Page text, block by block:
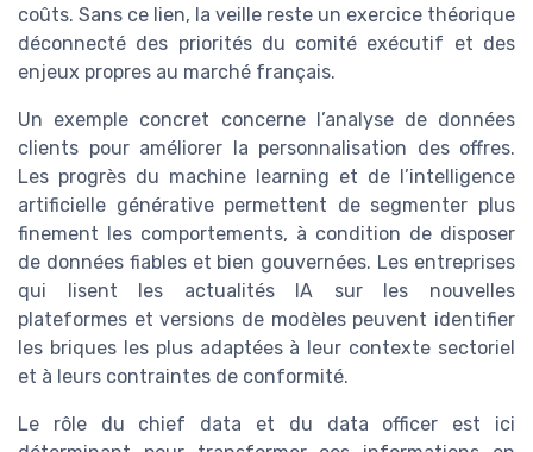
coûts. Sans ce lien, la veille reste un exercice théorique
déconnecté des priorités du comité exécutif et des
enjeux propres au marché français.
Un exemple concret concerne l’analyse de données
clients pour améliorer la personnalisation des offres.
Les progrès du machine learning et de l’intelligence
artificielle générative permettent de segmenter plus
finement les comportements, à condition de disposer
de données fiables et bien gouvernées. Les entreprises
qui lisent les actualités IA sur les nouvelles
plateformes et versions de modèles peuvent identifier
les briques les plus adaptées à leur contexte sectoriel
et à leurs contraintes de conformité.
Le rôle du chief data et du data officer est ici